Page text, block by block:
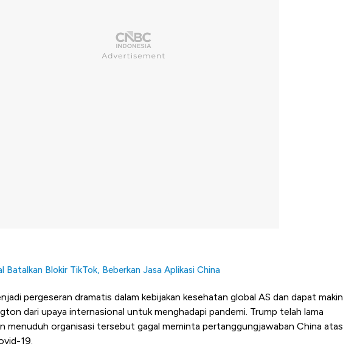
Batalkan Blokir TikTok, Beberkan Jasa Aplikasi China
pergeseran dramatis dalam kebijakan kesehatan global AS dan dapat makin
dari upaya internasional untuk menghadapi pandemi. Trump telah lama
menuduh organisasi tersebut gagal meminta pertanggungjawaban China atas
19.